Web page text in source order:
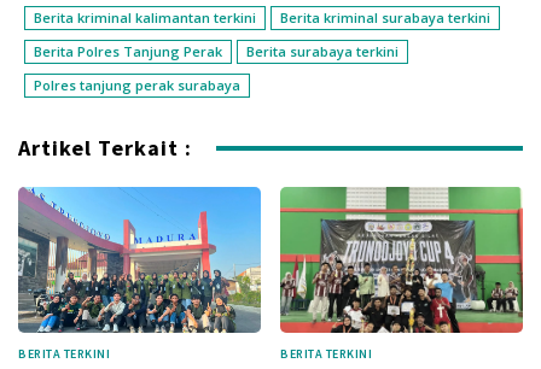
Berita kriminal kalimantan terkini
Berita kriminal surabaya terkini
Berita Polres Tanjung Perak
Berita surabaya terkini
Polres tanjung perak surabaya
Artikel Terkait :
BERITA TERKINI BERITA TERKINI